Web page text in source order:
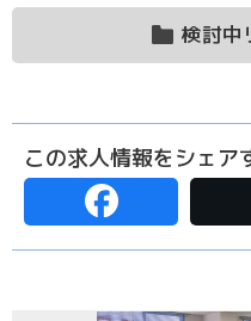
検討中
この求人情報をシェア